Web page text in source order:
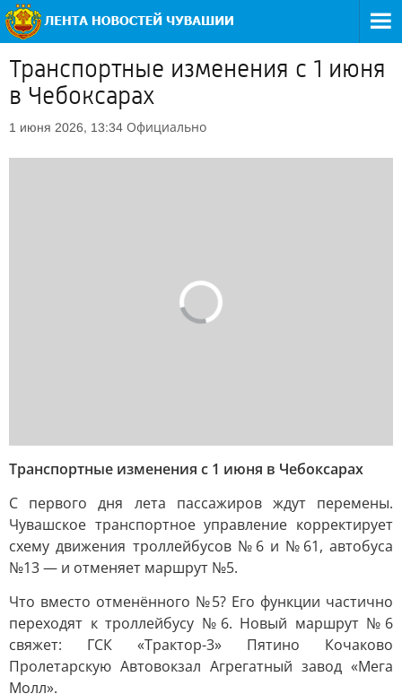
Транспортные изменения с 1 июня
в Чебоксарах
1 июня 2026, 13:34 Официально
Транспортные изменения с 1 июня в Чебоксарах
С первого дня лета пассажиров ждут перемены.
Чувашское транспортное управление корректирует
схему движения троллейбусов №6 и №61, автобуса
№13 — и отменяет маршрут №5.
Что вместо отменённого №5? Его функции частично
переходят к троллейбусу №6. Новый маршрут №6
свяжет: ГСК «Трактор-3» Пятино Кочаково
Пролетарскую Автовокзал Агрегатный завод «Мега
Молл».